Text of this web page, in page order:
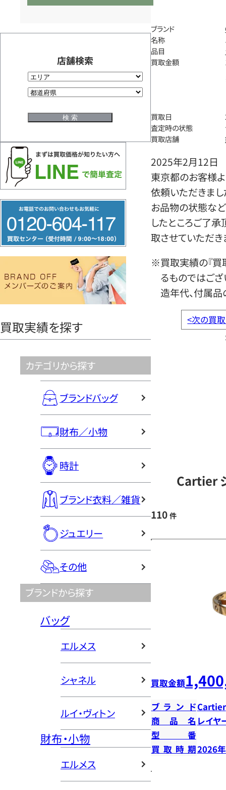
店舗検索
リ
ー
ヤ
買取実績を探す
カテゴリから探す
ブランドバッグ
財布／小物
時計
ブランド衣料／雑貨
ジュエリー
その他
ブランドから探す
バッグ
エルメス
シャネル
ルイ・ヴィトン
財布・小物
エルメス
ブランド
名称
品目
買取金額
買取日
査定時の状態
買取店舗
2025年2月12日
東京都のお客様
依頼いただきまし
お品物の状態など
したところご了
取させていただき
※買取実績の『買
るものではござ
造年代、付属品
<次の買
Cartier
110 件
買取金額
ブランドCartier
商品名 レイ
型番
買取時期2026